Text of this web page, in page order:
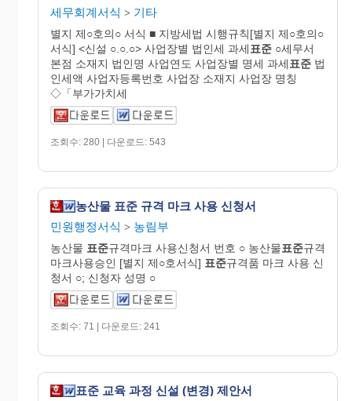
세무회계서식 > 기타
별지 제○호의○ 서식 ■ 지방세법 시행규칙[별지 제○호의○
서식] <신설 ○.○.○> 사업장별 법인세 과세 표준 ○세무서
본점 소재지 법인명 사업연도 사업장별 명세 과세 표준 법
인세액 사업자등록번호 사업장 소재지 사업장 명칭
◇「부가가치세
조회수: 280 | 다운로드: 543
농산물 표준 규격 마크 사용 신청서
민원행정서식 > 농림부
농산물 표준규격마크 사용신청서 번호 ○ 농산물표준규격
마크사용승인 [별지 제○호서식] 표준규격품 마크 사용 신
청서 ○; 신청자 성명 ○
조회수: 71 | 다운로드: 241
표준 교육 과정 신설 (변경) 제안서